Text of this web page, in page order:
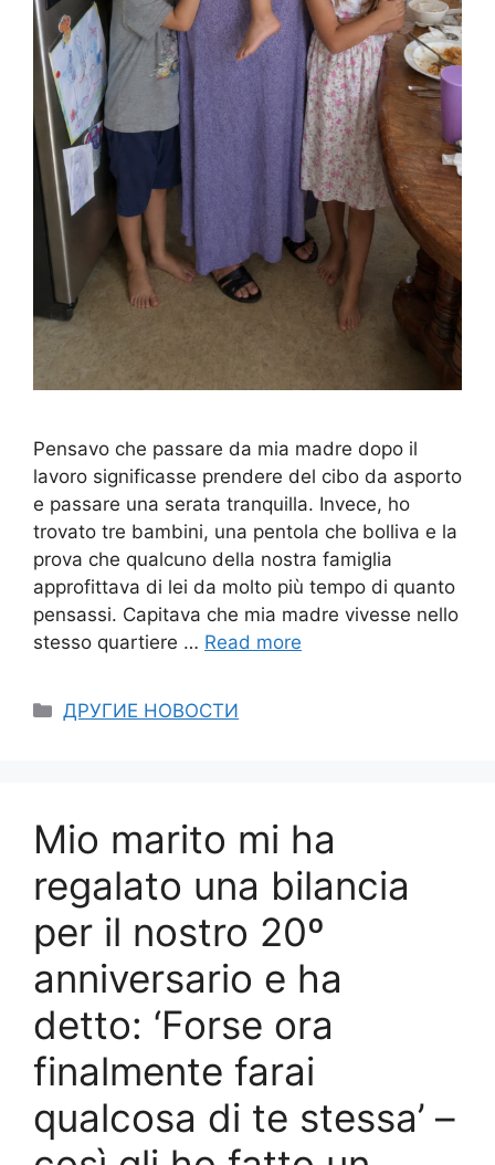
Pensavo che passare da mia madre dopo il
lavoro significasse prendere del cibo da asporto
e passare una serata tranquilla. Invece, ho
trovato tre bambini, una pentola che bolliva e la
prova che qualcuno della nostra famiglia
approfittava di lei da molto più tempo di quanto
pensassi. Capitava che mia madre vivesse nello
stesso quartiere … Read more
Categories
ДРУГИЕ НОВОСТИ
Mio marito mi ha
regalato una bilancia
per il nostro 20º
anniversario e ha
detto: ‘Forse ora
finalmente farai
qualcosa di te stessa’ –